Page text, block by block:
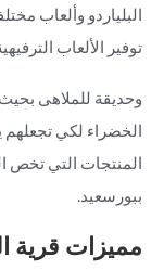
البلياردو وألعاب
توفير الألعاب
وحديقة للملاهى
الخضراء لكي
المنتجات التي تخص
ببورسعيد.
مميزات قرية